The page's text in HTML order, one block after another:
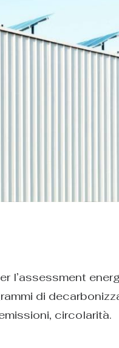
l’assessment
di
circolarità.